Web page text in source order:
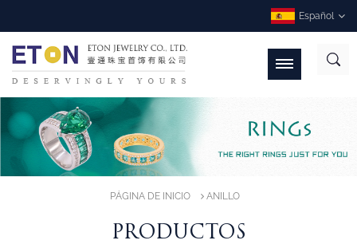
Español
PÁGINA DE INICIO ANILLO
PRODUCTOS